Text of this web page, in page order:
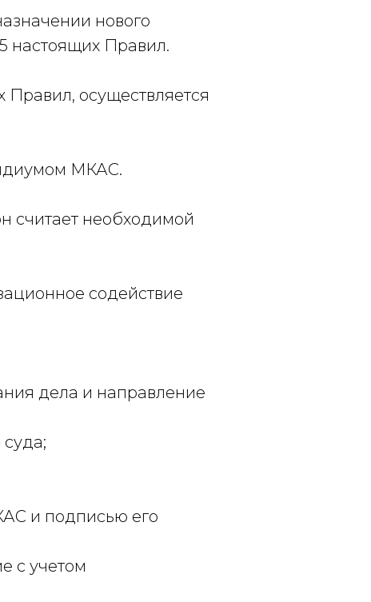
нового
настоящих Правил.
осуществляется
МКАС.
считает необходимой
содействие
дела и направление
и подписью его
с учетом